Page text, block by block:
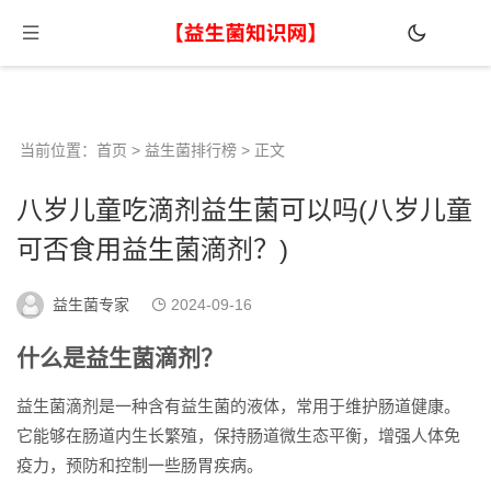
当前位置： 首页 > 益生菌排行榜 > 正文
八岁儿童吃滴剂益生菌可以吗(八岁儿童
可否食用益生菌滴剂？)
益生菌专家 2024-09-16
什么是益生菌滴剂？
益生菌滴剂是一种含有益生菌的液体，常用于维护肠道健康。
它能够在肠道内生长繁殖，保持肠道微生态平衡，增强人体免
疫力，预防和控制一些肠胃疾病。